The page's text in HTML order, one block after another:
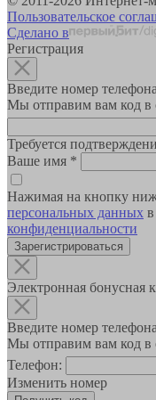
Пользовательское
Сделано в
Регистрация
Введите номер телефона
Мы отправим вам код в
Требуется
Ваше имя *
Нажимая на кнопку
персональных данных
конфиденциальности
Зарегистрироваться
Электронная бонусная
Введите номер телефона
Мы отправим вам код в
Телефон:
Изменить номер